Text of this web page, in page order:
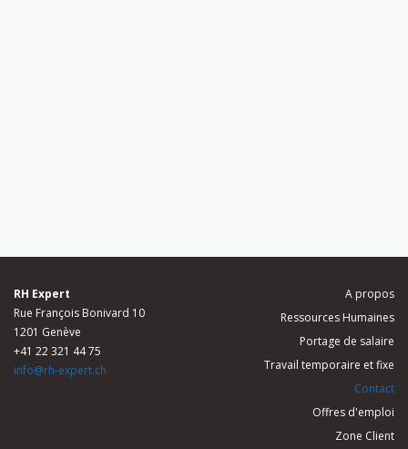
RH Expert
Rue François Bonivard 10
1201 Genève
+41 22 321 44 75
info@rh-expert.ch
A propos
Ressources Humaines
Portage de salaire
Travail temporaire et fixe
Contact
Offres d'emploi
Zone Client